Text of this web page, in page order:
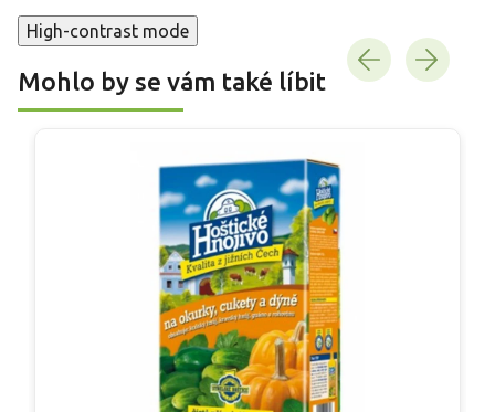
High-contrast mode
Mohlo by se vám také líbit